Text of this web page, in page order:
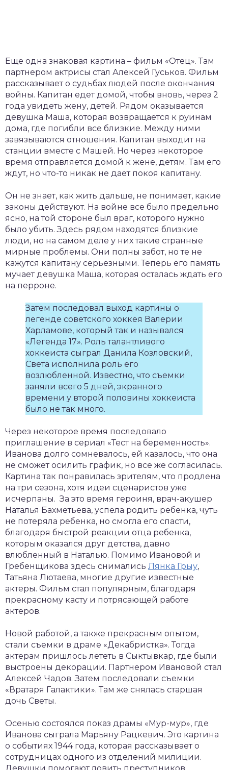
Еще одна знаковая картина – фильм «Отец». Там
партнером актрисы стал Алексей Гуськов. Фильм
рассказывает о судьбах людей после окончания
войны. Капитан едет домой, чтобы вновь, через 2
года увидеть жену, детей. Рядом оказывается
девушка Маша, которая возвращается к руинам
дома, где погибли все близкие. Между ними
завязываются отношения. Капитан выходит на
станции вместе с Машей. Но через некоторое
время отправляется домой к жене, детям. Там его
ждут, но что-то никак не дает покоя капитану.
Он не знает, как жить дальше, не понимает, какие
законы действуют. На войне все было предельно
ясно, на той стороне был враг, которого нужно
было убить. Здесь рядом находятся близкие
люди, но на самом деле у них такие странные
мирные проблемы. Они полны забот, но те не
кажутся капитану серьезными. Теперь его память
мучает девушка Маша, которая осталась ждать его
на перроне.
Затем последовал выход картины о
легенде советского хоккея Валерии
Харламове, который так и назывался
«Легенда 17». Роль талантливого
хоккеиста сыграл Данила Козловский,
Света исполнила роль его
возлюбленной. Известно, что съемки
заняли всего 5 дней, экранного
времени у второй половины хоккеиста
было не так много.
Через некоторое время последовало
приглашение в сериал «Тест на беременность».
Иванова долго сомневалось, ей казалось, что она
не сможет осилить график, но все же согласилась.
Картина так понравилась зрителям, что продлена
на три сезона, хотя идеи сценаристов уже
исчерпаны. За это время героиня, врач-акушер
Наталья Бахметьева, успела родить ребенка, чуть
не потеряла ребенка, но смогла его спасти,
благодаря быстрой реакции отца ребенка,
которым оказался друг детства, давно
влюбленный в Наталью. Помимо Ивановой и
Гребенщикова здесь снимались Лянка Грыу,
Татьяна Лютаева, многие другие известные
актеры. Фильм стал популярным, благодаря
прекрасному касту и потрясающей работе
актеров.
Новой работой, а также прекрасным опытом,
стали съемки в драме «Декабристка». Тогда
актерам пришлось лететь в Сыктывкар, где были
выстроены декорации. Партнером Ивановой стал
Алексей Чадов. Затем последовали съемки
«Вратаря Галактики». Там же снялась старшая
дочь Светы.
Осенью состоялся показ драмы «Мур-мур», где
Иванова сыграла Марьяну Рацкевич. Это картина
о событиях 1944 года, которая рассказывает о
сотрудницах одного из отделений милиции.